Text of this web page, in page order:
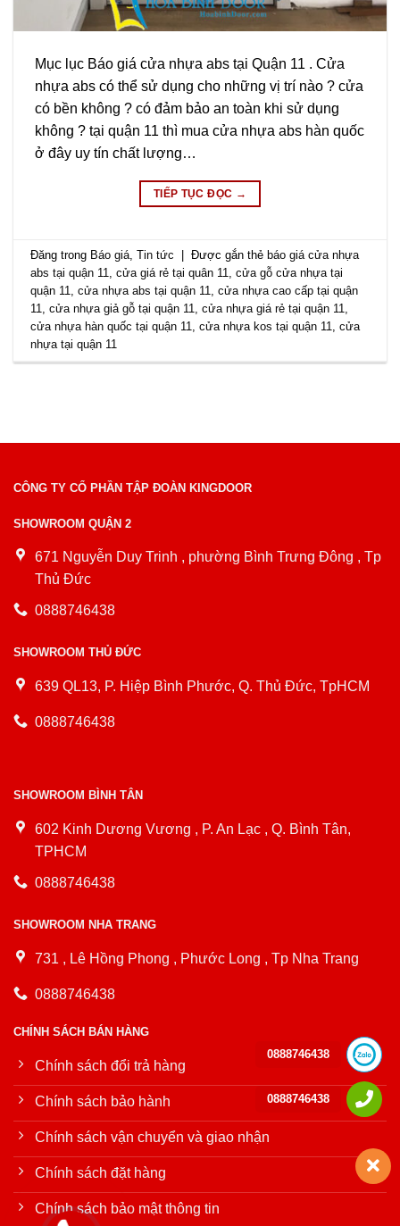
Mục lục Báo giá cửa nhựa abs tại Quận 11 . Cửa
nhựa abs có thể sử dụng cho những vị trí nào ? cửa
có bền không ? có đảm bảo an toàn khi sử dụng
không ? tại quận 11 thì mua cửa nhựa abs hàn quốc
ở đây uy tín chất lượng…
TIẾP TỤC ĐỌC →
Đăng trong Báo giá ,Tin tức Được gắn thẻ báo giá cửa nhựa
abs tại quận 11
,cửa giá rẻ tại quân 11 ,cửa gỗ cửa nhựa tại
quận 11
,cửa nhựa abs tại quận 11 ,cửa nhựa cao cấp tại quận
11
,cửa nhựa giả gỗ tại quận 11 ,cửa nhựa giá rẻ tại quận 11
cửa nhựa hàn quốc tại quận 11
,cửa nhựa kos tại quận 11 ,cửa
nhựa tại quận 11
CÔNG TY CỔ PHẦN TẬP ĐOÀN KINGDOOR
SHOWROOM QUẬN 2
671 Nguyễn Duy Trinh , phường Bình Trưng Đông , Tp
Thủ Đức
0888746438
SHOWROOM THỦ ĐỨC
639 QL13, P. Hiệp Bình Phước, Q. Thủ Đức, TpHCM
0888746438
SHOWROOM BÌNH TÂN
602 Kinh Dương Vương , P. An Lạc , Q. Bình Tân,
TPHCM
0888746438
SHOWROOM NHA TRANG
731 , Lê Hồng Phong , Phước Long , Tp Nha Trang
0888746438
CHÍNH SÁCH BÁN HÀNG
Chính sách đổi trả hàng
Chính sách bảo hành
Chính sách vận chuyển và giao nhận
Chính sách đặt hàng
Chính sách bảo mật thông tin
0888746438
0888746438